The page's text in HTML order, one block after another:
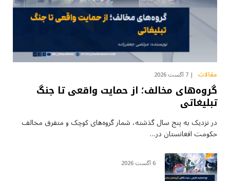
مقالات 7 آگست 2026
گروه‌های مخالف؛ از حمایت واقعی تا جنگ
تبلیغاتی
در نزدیک به پنج سال گذشته، شمار گروه‌های کوچک و متفرق مخالف
حکومت افغانستان در…
6 آگست 2026